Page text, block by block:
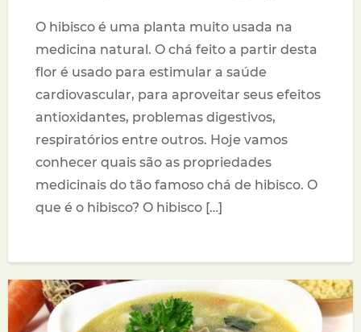
O hibisco é uma planta muito usada na
medicina natural. O chá feito a partir desta
flor é usado para estimular a saúde
cardiovascular, para aproveitar seus efeitos
antioxidantes, problemas digestivos,
respiratórios entre outros. Hoje vamos
conhecer quais são as propriedades
medicinais do tão famoso chá de hibisco. O
que é o hibisco? O hibisco […]